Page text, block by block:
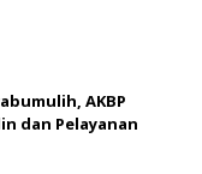
AKBP
dan Pelayanan